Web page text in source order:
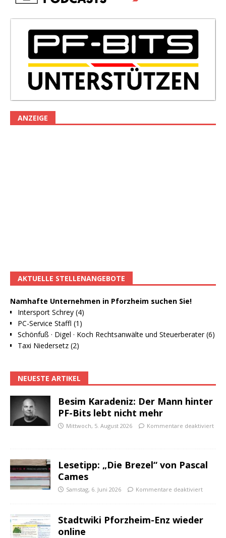
ANZEIGE
AKTUELLE STELLENANGEBOTE
Namhafte Unternehmen in Pforzheim suchen Sie!
Intersport Schrey (4)
PC-Service Staffl (1)
Schönfuß · Digel · Koch Rechtsanwälte und Steuerberater (6)
Taxi Niedersetz (2)
NEUESTE ARTIKEL
Besim Karadeniz: Der Mann hinter
PF-Bits lebt nicht mehr
Mittwoch, 5. August 2026 Kommentare deaktiviert
Lesetipp: „Die Brezel“ von Pascal
Cames
Samstag, 6. Juni 2026 Kommentare deaktiviert
Stadtwiki Pforzheim-Enz wieder
online